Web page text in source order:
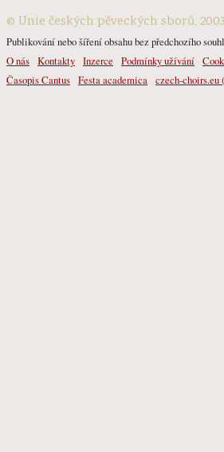
© Unie českých pěveckých sborů,
Publikování nebo šíření obsahu bez předchozího
O nás Kontakty Inzerce Podmínky užívání
Časopis Cantus Festa academica czech-choirs.eu